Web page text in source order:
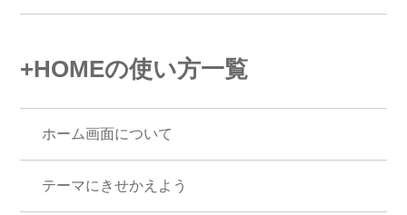
+HOMEの使い方一覧
ホーム画面について
テーマにきせかえよう